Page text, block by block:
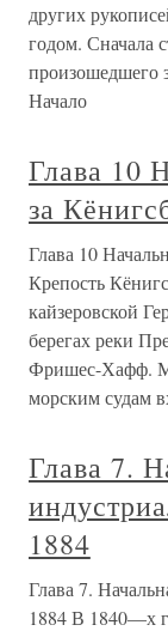
других
годом. Сначала
произошедшего
Начало
Глава 10
за
Глава 10
Крепость
кайзеровской
берегах реки
Фришес-Хафф.
морским судам
Глава 7.
1884
Глава 7.
1884 В 1840—х